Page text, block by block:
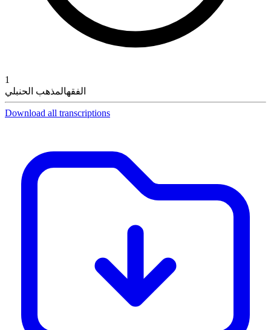
1
الفقهالمذهب الحنبلي
Download all transcriptions